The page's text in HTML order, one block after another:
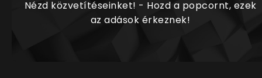
Nézd közvetítéseinket! - Hozd a popcornt, ezek
az adások érkeznek!